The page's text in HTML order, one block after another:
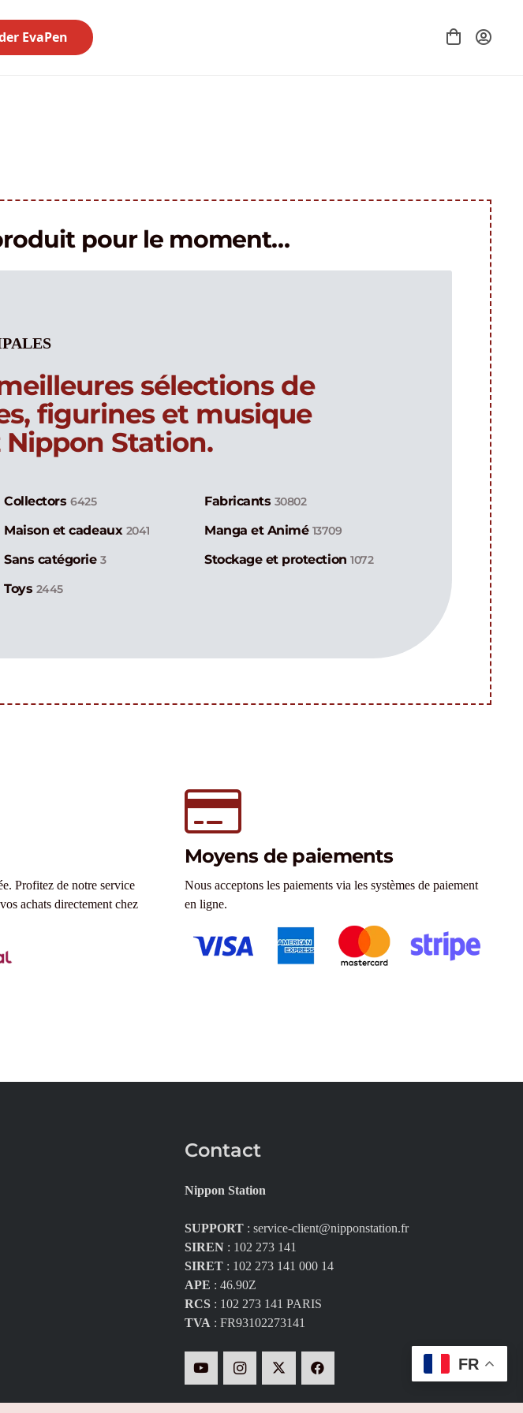
EvaPen
pour le moment…
sélections de
figurines et musique
Station.
Collectors 6425 Fabricants 30802
Maison et cadeaux 2041 Manga et Animé 13709
Sans catégorie3 Stockage et protection1072
Toys 2445
Profitez de notre service
achats directement chez
Moyens de paiements
Nous acceptons les paiements via les systèmes de paiement
en ligne.
Contact
Nippon Station
SUPPORT: service-client@nipponstation.fr
SIREN: 102 273 141
SIRET: 102 273 141 000 14
APE : 46.90Z
RCS: 102 273 141 PARIS
TVA: FR93102273141
FR